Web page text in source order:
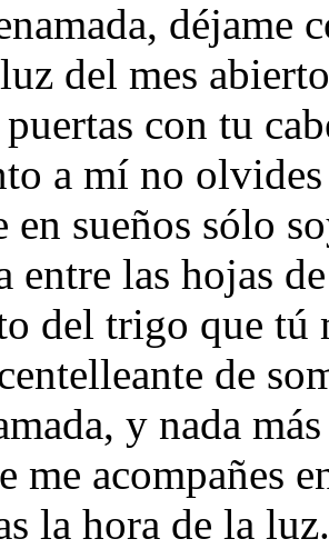
déjame
del mes
con tu
a mí no
en sueños sólo
entre las hojas
del trigo que tú
de
y nada
me acompañes
la hora de la luz.